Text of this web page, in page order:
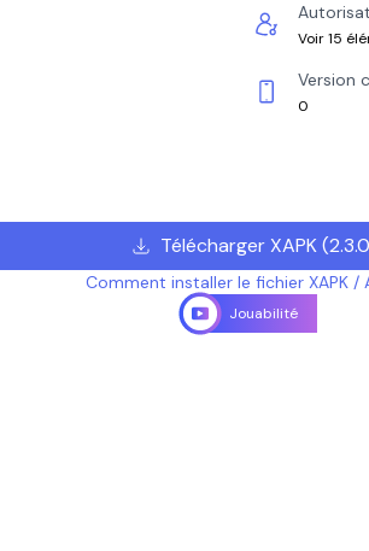
Voir 15
Version
0
Télécharger XAPK(2.3.0
Comment installer le fichier XAPK /
Jouabilité